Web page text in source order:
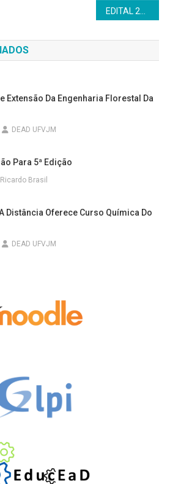
Extensão Da Engenharia Florestal Da
DEAD UFVJM
Para 5ª Edição
Ricardo Brasil
Distância Oferece Curso Química Do
DEAD UFVJM